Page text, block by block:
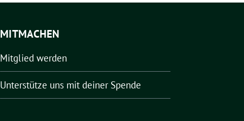
MITMACHEN
Mitglied werden
Unterstütze uns mit deiner Spende